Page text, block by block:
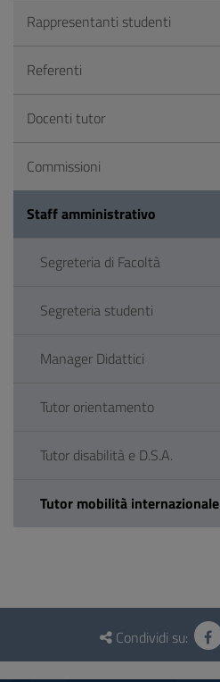
Rappresentanti studenti
Referenti
Docenti tutor
Commissioni
Staff amministrativo
Segreteria di Facoltà
Segreteria studenti
Manager Didattici
Tutor orientamento
Tutor disabilità e D.S.A.
Tutor mobilità internazionale
Questionario
social
Condividi su: